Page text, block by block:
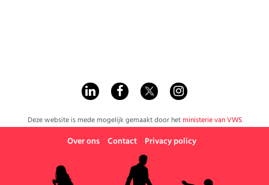
Deze website is mede mogelijk gemaakt door het ministerie van VWS
Over ons Contact Privacy policy